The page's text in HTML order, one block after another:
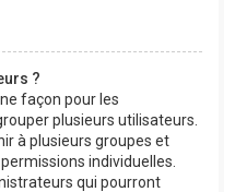
?
façon pour les
plusieurs utilisateurs.
à plusieurs groupes et
individuelles.
qui pourront